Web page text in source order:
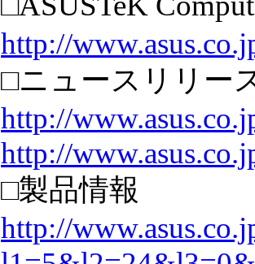
http://
□ニュースリリー
http://
http://
□製品情報
http://